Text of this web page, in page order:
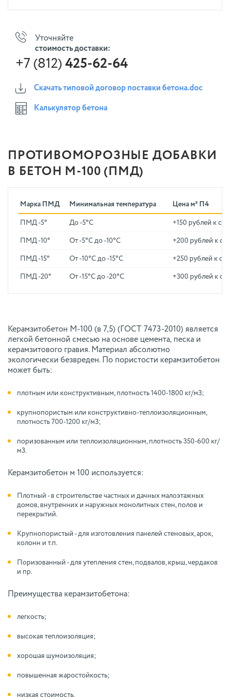
Уточняйте
стоимость доставки:
+7 (812) 425-62-64
Скачать типовой договор поставки бетона.doc
Калькулятор бетона
ПРОТИВОМОРОЗНЫЕ ДОБАВКИ
В БЕТОН M-100 (ПМД)
Марка ПМД Минимальная температура Цена м³ П4
ПМД -5° До -5°C +150 рублей к
ПМД -10° От -5°C до -10°C +200 рублей к
ПМД -15° От -10°C до -15°C +250 рублей к
ПМД -20° От -15°C до -20°C +300 рублей к
Керамзитобетон М-100 (в 7,5) (ГОСТ 7473-2010) является
легкой бетонной смесью на основе цемента, песка и
керамзитового гравия. Материал абсолютно
экологически безвреден. По пористости керамзитобетон
может быть:
плотным или конструктивным, плотность 1400-1800 кг/м3;
крупнопористым или конструктивно-теплоизоляционным,
плотность 700-1200 кг/м3;
поризованным или теплоизоляционным, плотность 350-600 кг/
м3.
Керамзитобетон м 100 используется:
Плотный - в строительстве частных и дачных малоэтажных
домов, внутренних и наружных монолитных стен, полов и
перекрытий.
Крупнопористый - для изготовления панелей стеновых, арок,
колонн и т.п.
Поризованный - для утепления стен, подвалов, крыш, чердаков
и пр.
Преимущества керамзитобетона:
легкость;
высокая теплоизоляция;
хорошая шумоизоляция;
повышенная жаростойкость;
низкая стоимость.